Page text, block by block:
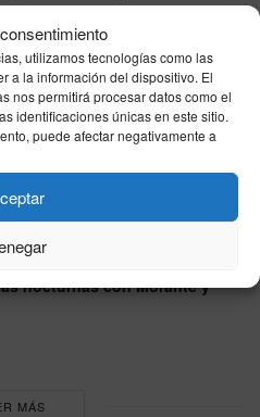
utilizamos tecnologías como las
a la información del dispositivo. El
nos permitirá procesar datos como el
identificaciones únicas en este sitio.
puede afectar negativamente a
a Rosalía y puedes leer
Simone Weil a Ocean Vuong
y David de Miranda lideran
marcada por el
nocturnas con Morante y
MÁS